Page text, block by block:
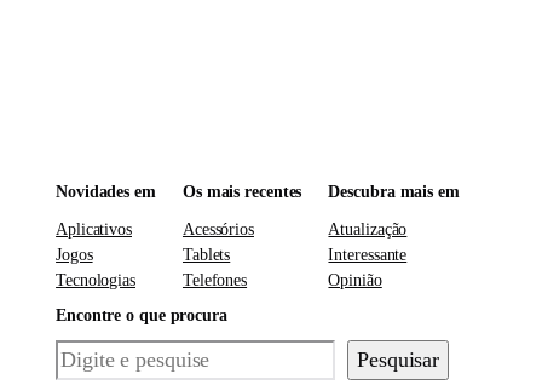
Novidades em
Aplicativos
Jogos
Tecnologias
Os mais recentes
Acessórios
Tablets
Telefones
Descubra mais em
Atualização
Interessante
Opinião
Encontre o que procura
Pesquisar Pesquisar